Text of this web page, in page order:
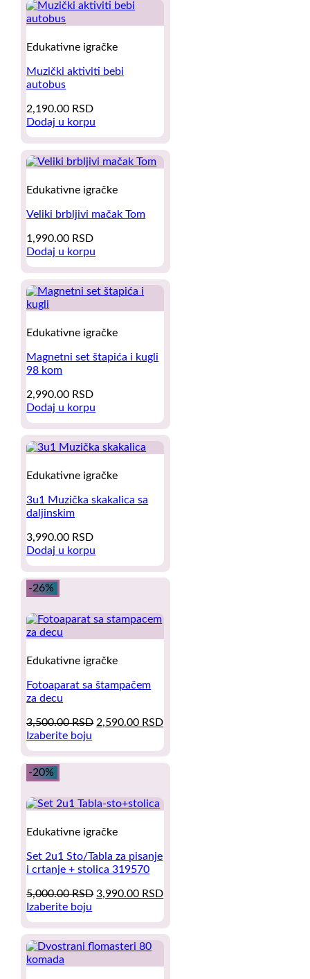
Edukativne igračke
Muzički aktiviti bebi
autobus
2,190.00 RSD
Dodaj u korpu
Edukativne igračke
Veliki brbljivi mačak Tom
1,990.00 RSD
Dodaj u korpu
Edukativne igračke
Magnetni set štapića i kugli
98 kom
2,990.00 RSD
Dodaj u korpu
Edukativne igračke
3u1 Muzička skakalica sa
daljinskim
3,990.00 RSD
Dodaj u korpu
-26%
Edukativne igračke
Fotoaparat sa štampačem
za decu
3,500.00RSD Original
3,500.00 RSD.
2,590.00 RSDCurrent
is:
2,590.00 RSD.
Izaberite boju
This
product
has
variants.
The
options
be
chosen
the
product
page
-20%
Edukativne igračke
Set 2u1 Sto/Tabla za pisanje
i crtanje + stolica 319570
5,000.00RSD Original
5,000.00 RSD.
3,990.00 RSDCurrent
is:
3,990.00 RSD.
Izaberite boju
This
product
has
multiple